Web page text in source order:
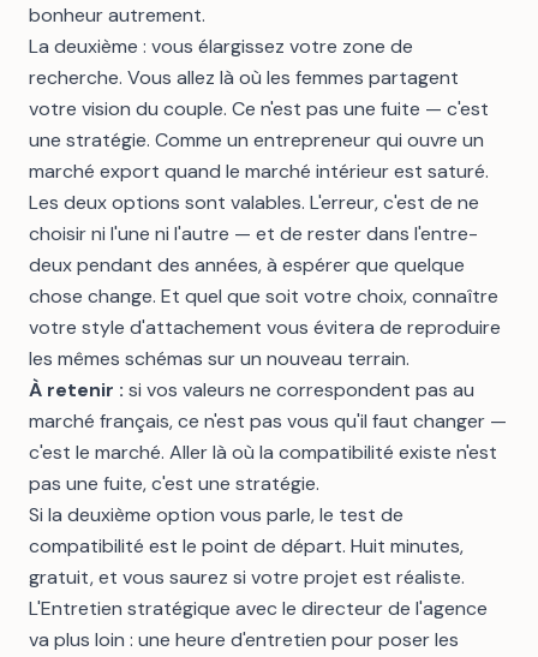
bonheur autrement.
La deuxième : vous élargissez votre zone de
recherche. Vous allez là où les femmes partagent
votre vision du couple. Ce n'est pas une fuite — c'est
une stratégie. Comme un entrepreneur qui ouvre un
marché export quand le marché intérieur est saturé.
Les deux options sont valables. L'erreur, c'est de ne
choisir ni l'une ni l'autre — et de rester dans l'entre-
deux pendant des années, à espérer que quelque
chose change. Et quel que soit votre choix, connaître
votre style d'attachement vous évitera de reproduire
les mêmes schémas sur un nouveau terrain.
À retenir : si vos valeurs ne correspondent pas au
marché français, ce n'est pas vous qu'il faut changer —
c'est le marché. Aller là où la compatibilité existe n'est
pas une fuite, c'est une stratégie.
Si la deuxième option vous parle, le test de
compatibilité est le point de départ. Huit minutes,
gratuit, et vous saurez si votre projet est réaliste.
L'Entretien stratégique avec le directeur de l'agence
va plus loin : une heure d'entretien pour poser les